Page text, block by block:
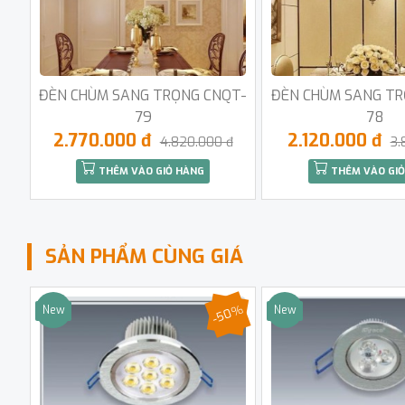
ĐÈN CHÙM SANG TRỌNG CNQT-
79
2.770.000 đ 4.820.000 đ
THÊM VÀO GIỎ HÀNG
ĐÈN CHÙM SANG
78
2.120.000 đ
THÊM VÀO
SẢN PHẨM CÙNG GIÁ
Sale
New -50% Sale
New